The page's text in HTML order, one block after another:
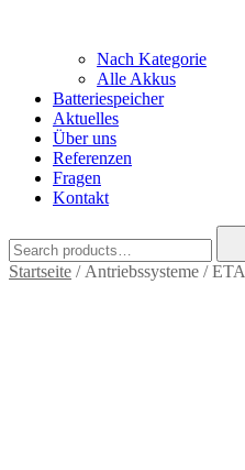
Nach Kategorie
Alle Akkus
Batteriespeicher
Aktuelles
Über uns
Referenzen
Fragen
Kontakt
for:
Startseite / Antriebssysteme / ETA